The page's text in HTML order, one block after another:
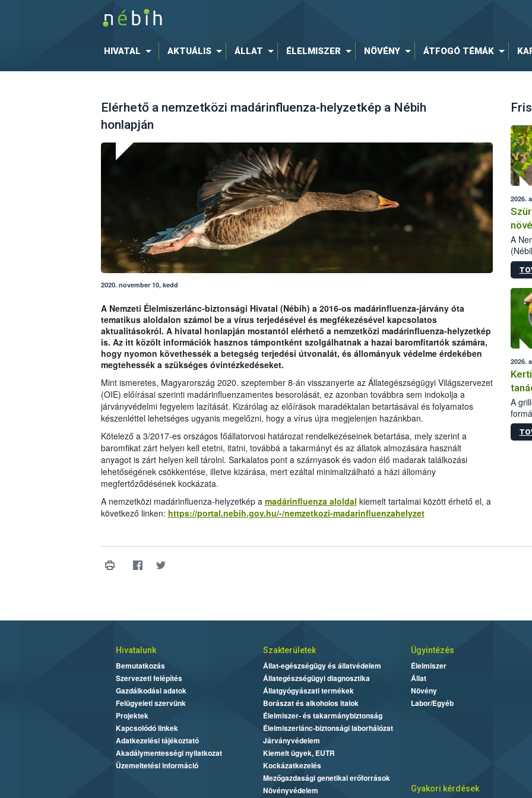
HIVATAL AKTUÁLIS ÁLLAT ÉLELMISZER NÖVÉNY ÁTFOGÓ TÉMÁK
Elérhető a nemzetközi madárinfluenza-helyzetkép a Nébih
honlapján
2020. november 10, kedd
A Nemzeti Élelmiszerlánc-biztonsági Hivatal (Nébih) a 2016-os madárinfluenza-járvány óta
tematikus aloldalon számol be a vírus terjedésével és megfékezésével kapcsolatos
aktualitásokról. A hivatal honlapján mostantól elérhető a nemzetközi madárinfluenza-helyzetkép
is. Az itt közölt információk hasznos támpontként szolgálhatnak a hazai baromfitartók számára,
hogy nyomon követhessék a betegség terjedési útvonalát, és állományuk védelme érdekében
megtehessék a szükséges óvintézkedéseket.
Mint ismeretes, Magyarország 2020. szeptember 8-án visszanyerte az Állategészségügyi Világszervezet
(OIE) előírásai szerinti madárinfluenzamentes besorolását, ez azonban továbbra sem indokolja a
járványvédelmi fegyelem lazítását. Kizárólag az előírások maradéktalan betartásával és folyamatos
készenléttel lehetséges ugyanis megelőzni, hogy a vírus újra megjelenjen hazánkban.
Kötelező a 3/2017-es országos főállatorvosi határozat rendelkezéseinek betartása, mely szerint a
baromfikat zárt helyen kell etetni, itatni, továbbá a takarmányt és az állatok almozására használt
anyagot is zárt helyen kell tárolni. Sarkalatos pont a szárnyasok és vadon élő madarak találkozási
lehetőségének csökkentése, illetve kizárása, mert ezáltal minimalizálható a házi állomány
megfertőződésének kockázata.
A nemzetközi madárinfluenza-helyzetkép a madárinfluenza aloldal kiemelt tartalmai között érhető el, a
következő linken: https://portal.nebih.gov.hu/-/nemzetkozi-madarinfluenzahelyzet
2026.
A
Az
2026.
A
Hivatalunk
Bemutatkozás
Szervezeti felépítés
Gazdálkodási adatok
Felügyeleti szervünk
Projektek
Kapcsolódó linkek
Adatkezelési tájékoztató
Akadálymentességi nyilatkozat
Üzemeltetési információ
Szakterületek
Állat-egészségügy és állatvédelem
Állategészségügyi diagnosztika
Állatgyógyászati termékek
Borászat és alkoholos italok
Élelmiszer- és takarmánybiztonság
Élelmiszerlánc-biztonsági laborhálózat
Járványvédelem
Kiemelt ügyek, EUTR
Kockázatkezelés
Mezőgazdasági genetikai erőforrások
Növényvédelem
Ügyintézés
Élelmiszer
Állat
Növény
Labor/Egyéb
Gyakori kérdések